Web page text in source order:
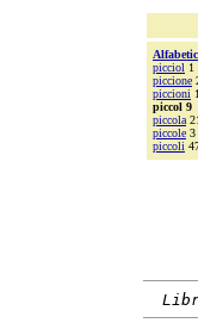
picciol 1
piccione
piccioni
piccol 9
piccola 21
piccole 3
piccoli